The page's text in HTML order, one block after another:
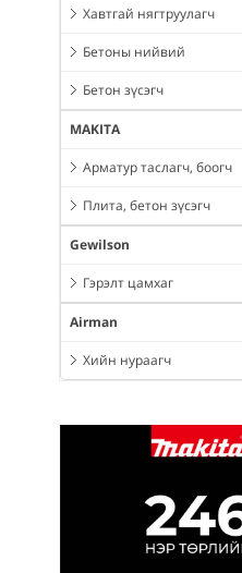
Хавтгай нягтруулагч
Бетоны нийвий
Бетон зүсэгч
MAKITA
Арматур таслагч, боогч
Плита, бетон зүсэгч
Gewilson
Гэрэлт цамхаг
Airman
Хийн нураагч